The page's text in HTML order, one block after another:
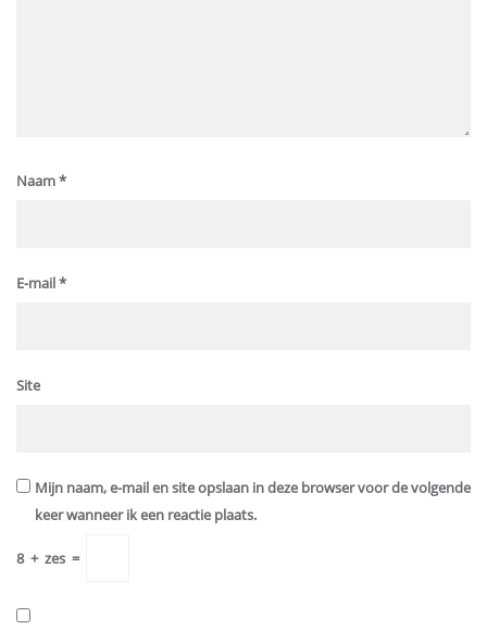
Naam*
E-mail*
Site
Mijn naam, e-mail en site opslaan in deze browser voor de volgende
keer wanneer ik een reactie plaats.
8 + zes =